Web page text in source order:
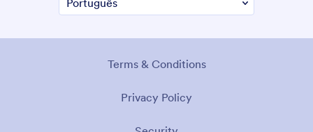
Terms & Conditions
Privacy Policy